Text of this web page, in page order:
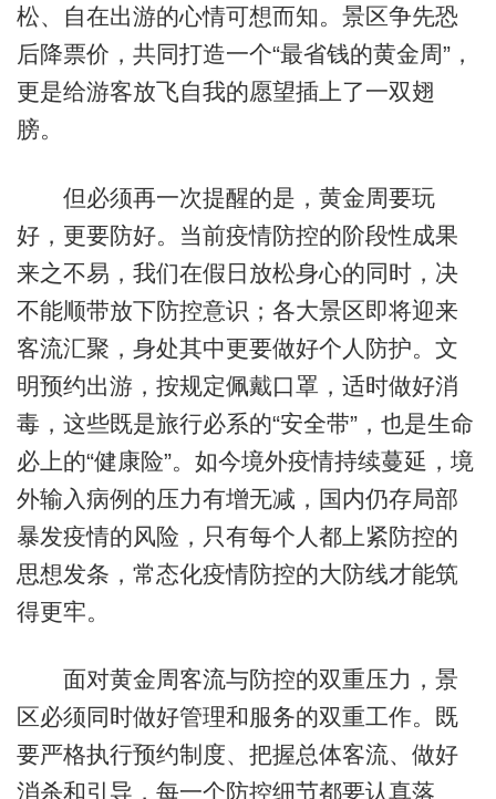
松、自在出游的心情可想而知。景区争先恐
后降票价，共同打造一个“最省钱的黄金周”，
更是给游客放飞自我的愿望插上了一双翅
膀。
但必须再一次提醒的是，黄金周要玩
好，更要防好。当前疫情防控的阶段性成果
来之不易，我们在假日放松身心的同时，决
不能顺带放下防控意识；各大景区即将迎来
客流汇聚，身处其中更要做好个人防护。文
明预约出游，按规定佩戴口罩，适时做好消
毒，这些既是旅行必系的“安全带”，也是生命
必上的“健康险”。如今境外疫情持续蔓延，境
外输入病例的压力有增无减，国内仍存局部
暴发疫情的风险，只有每个人都上紧防控的
思想发条，常态化疫情防控的大防线才能筑
得更牢。
面对黄金周客流与防控的双重压力，景
区必须同时做好管理和服务的双重工作。既
要严格执行预约制度、把握总体客流、做好
消杀和引导，每一个防控细节都要认真落